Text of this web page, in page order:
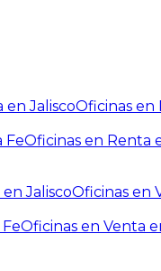
en JaliscoOficinas en
FeOficinas en Renta
JaliscoOficinas en
Oficinas en Venta